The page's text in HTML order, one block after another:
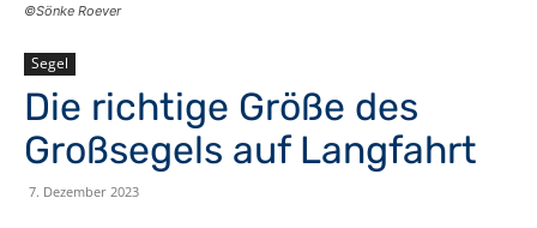
©Sönke Roever
Segel
Die richtige Größe des
Großsegels auf Langfahrt
7. Dezember 2023